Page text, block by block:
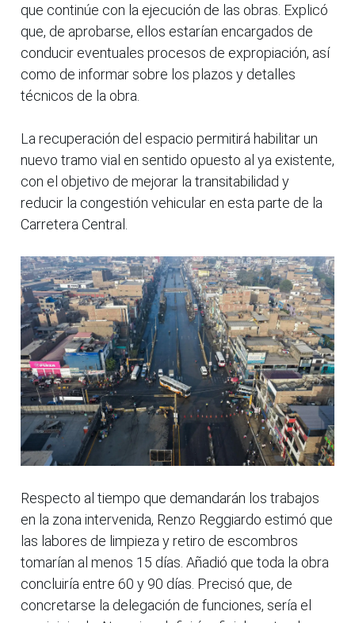
que continúe con la ejecución de las obras. Explicó
que, de aprobarse, ellos estarían encargados de
conducir eventuales procesos de expropiación, así
como de informar sobre los plazos y detalles
técnicos de la obra.
La recuperación del espacio permitirá habilitar un
nuevo tramo vial en sentido opuesto al ya existente,
con el objetivo de mejorar la transitabilidad y
reducir la congestión vehicular en esta parte de la
Carretera Central.
Respecto al tiempo que demandarán los trabajos
en la zona intervenida, Renzo Reggiardo estimó que
las labores de limpieza y retiro de escombros
tomarían al menos 15 días. Añadió que toda la obra
concluiría entre 60 y 90 días. Precisó que, de
concretarse la delegación de funciones, sería el